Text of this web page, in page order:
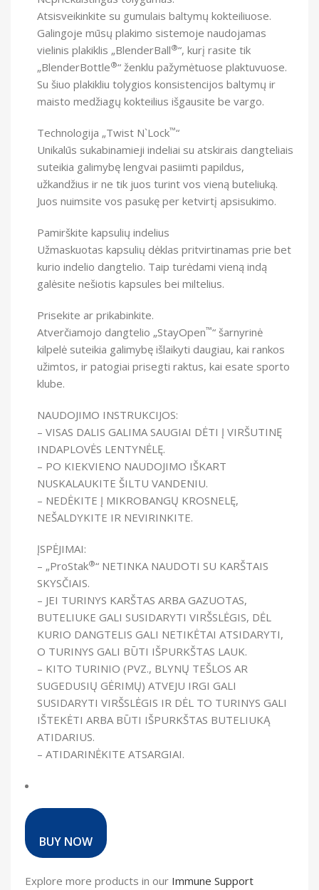
Atsisveikinkite su gumulais baltymų kokteiliuose.
Galingoje mūsų plakimo sistemoje naudojamas
vielinis plakiklis „BlenderBall®“, kurį rasite tik
„BlenderBottle®“ ženklu pažymėtuose plaktuvuose.
Su šiuo plakikliu tolygios konsistencijos baltymų ir
maisto medžiagų kokteilius išgausite be vargo.
Technologija „Twist N`Lock™“
Unikalūs sukabinamieji indeliai su atskirais dangteliais
suteikia galimybę lengvai pasiimti papildus,
užkandžius ir ne tik juos turint vos vieną buteliuką.
Juos nuimsite vos pasukę per ketvirtį apsisukimo.
Pamirškite kapsulių indelius
Užmaskuotas kapsulių dėklas pritvirtinamas prie bet
kurio indelio dangtelio. Taip turėdami vieną indą
galėsite nešiotis kapsules bei miltelius.
Prisekite ar prikabinkite.
Atverčiamojo dangtelio „StayOpen™“ šarnyrinė
kilpelė suteikia galimybę išlaikyti daugiau, kai rankos
užimtos, ir patogiai prisegti raktus, kai esate sporto
klube.
NAUDOJIMO INSTRUKCIJOS:
– VISAS DALIS GALIMA SAUGIAI DĖTI Į VIRŠUTINĘ
INDAPLOVĖS LENTYNĖLĘ.
– PO KIEKVIENO NAUDOJIMO IŠKART
NUSKALAUKITE ŠILTU VANDENIU.
– NEDĖKITE Į MIKROBANGŲ KROSNELĘ,
NEŠALDYKITE IR NEVIRINKITE.
ĮSPĖJIMAI:
– „ProStak®“ NETINKA NAUDOTI SU KARŠTAIS
SKYSČIAIS.
– JEI TURINYS KARŠTAS ARBA GAZUOTAS,
BUTELIUKE GALI SUSIDARYTI VIRŠSLĖGIS, DĖL
KURIO DANGTELIS GALI NETIKĖTAI ATSIDARYTI,
O TURINYS GALI BŪTI IŠPURKŠTAS LAUK.
– KITO TURINIO (PVZ., BLYNŲ TEŠLOS AR
SUGEDUSIŲ GĖRIMŲ) ATVEJU IRGI GALI
SUSIDARYTI VIRŠSLĖGIS IR DĖL TO TURINYS GALI
IŠTEKĖTI ARBA BŪTI IŠPURKŠTAS BUTELIUKĄ
ATIDARIUS.
– ATIDARINĖKITE ATSARGIAI.
BUY NOW
Explore more products in our Immune Support